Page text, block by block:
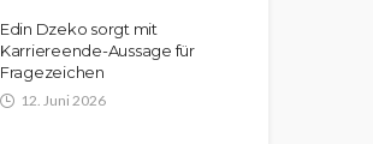
Edin Dzeko sorgt mit
Karriereende-Aussage für
Fragezeichen
12. Juni 2026